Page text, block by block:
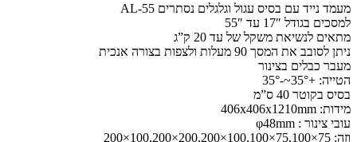
מעמד נייד עם בסיס עגול וגלגלים נסתרים AL-55
למסכים בגודל 17″ עד 55″
מתאים לנשיאת משקל של עד 20 ק”ג
ניתן לסובב את המסך 90 מעלות ולצפות בצורה אנכית
מעבר כבלים בצינור
הטייה: +35°~-35°
בסיס בקוטר 40 ס”מ
מידות: 406x406x1210mm
עובי צינור : φ48mm
וזה: 75×75,100×100,100×200,200×100,200×200